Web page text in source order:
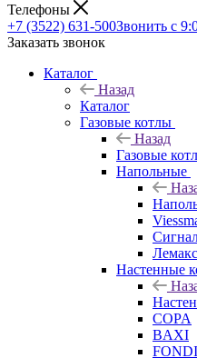
Телефоны
+7 (3522) 631-500Звонить с
Заказать звонок
Каталог
Назад
Каталог
Газовые котлы
Назад
Газовые
Напольные
Лемакс
Настенные
COPA
BAXI